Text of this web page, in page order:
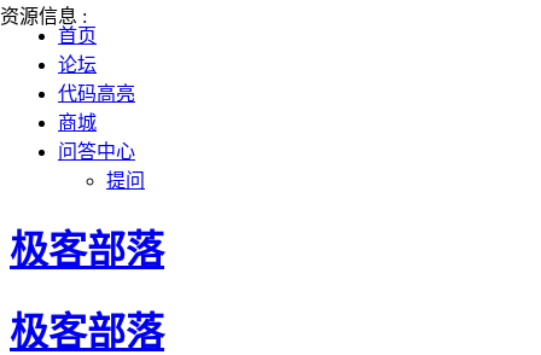
首页
论坛
代码高亮
商城
问答中心
提问
极客部落
极客部落
资源信息 :